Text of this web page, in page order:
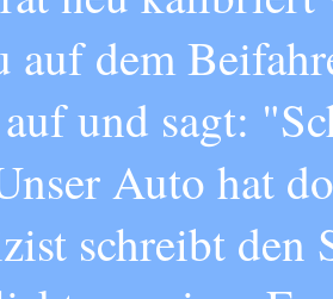
auf dem
und sagt:
Auto hat
schreibt den